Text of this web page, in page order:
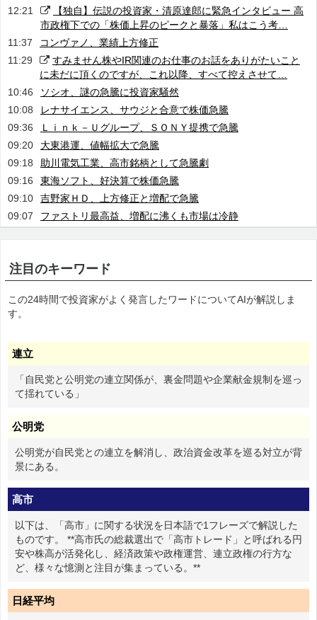
12:21
【独自】伝説の投資家・清原達郎に緊急インタビュー 高
市政権下での「株価上昇のピークと暴落」私はこう考…
11:37
コンヴァノ、業績上方修正
11:29
すみません株やIR関連のお仕事のお話をありがたいこと
に未だに頂くのですが、これ以降、すべて控えさせて…
10:46
ソシオ、謎の急騰に投資家騒然
10:08
レナサイエンス、サウジと合意で株価急騰
09:36
Ｌｉｎｋ－Ｕグループ、ＳＯＮＹ提携で急騰
09:20
大東港運、値幅拡大で急騰
09:18
助川電気工業、高市銘柄として急騰劇
09:16
東海ソフト、好決算で株価急騰
09:10
吉野家ＨＤ、上方修正と増配で急騰
09:07
ファストリ最高益、増配に沸くも市場は冷静
注目のキーワード
この24時間で投資家がよく発言したワードについてAIが解説しま
す。
連立
「自民党と公明党の連立関係が、裏金問題や企業献金規制を巡っ
て揺れている」
公明党
公明党が自民党との連立を解消し、政治資金改革を巡る対立が背
景にある。
高市
以下は、「高市」に関する状況を日本語で1フレーズで解説した
ものです。 **高市氏の総裁選出で「高市トレード」と呼ばれる円
安や株高が活発化し、経済政策や政権運営、連立政権の行方な
ど、様々な憶測と注目が集まっている。**
日経平均